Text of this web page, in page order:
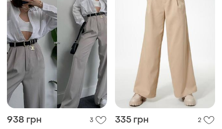
938 грн 3 335 грн 2